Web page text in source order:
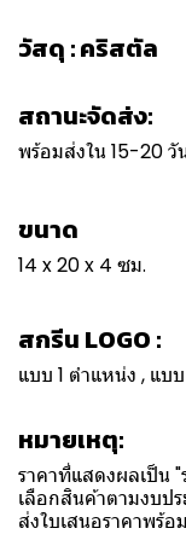
วัสดุ : คริสตัล
สถานะจัดส่ง:
พร้อมส่งใน 15-20 วั
ขนาด
14 x 20 x 4 ซม.
สกรีน LOGO :
แบบ 1 ตำแหน่ง , แบ
หมายเหตุ:
ราคาที่แสดงผลเป็น
เลือกสินค้าตามงบป
ส่งใบเสนอราคาพร้